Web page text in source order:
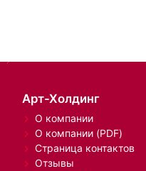
Арт-Холдинг
О компании
О компании (PDF)
Страница контактов
Отзывы